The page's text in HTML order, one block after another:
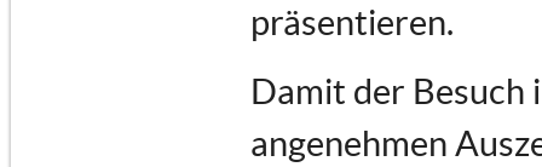
präsentieren.
Damit der Besuch
angenehmen